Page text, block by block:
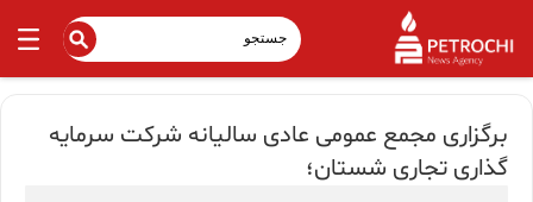
برگزاری مجمع عمومی عادی سالیانه شرکت سرمایه
گذاری تجاری شستان؛